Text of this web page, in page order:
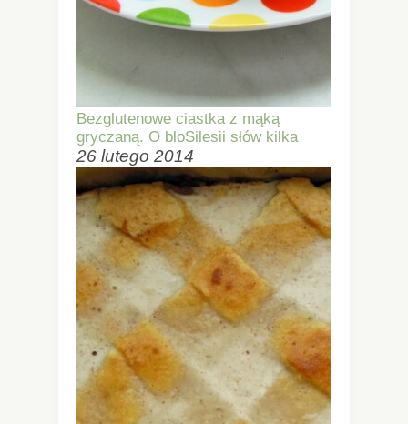
Bezglutenowe ciastka z mąką
gryczaną. O bloSilesii słów kilka
26 lutego 2014